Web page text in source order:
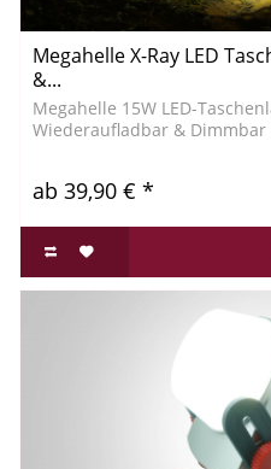
Megahelle X-Ray LED
&...
Megahelle 15W LED-
Wiederaufladbar & Dimmbar
ab 39,90 € *